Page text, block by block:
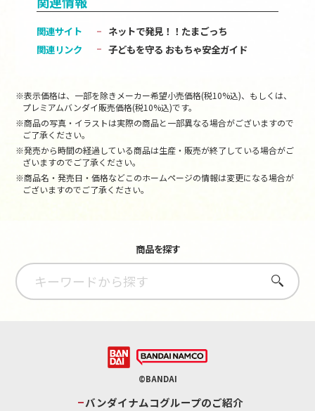
関連サイト
ネットで発見！！たまごっち
関連リンク
子どもを守る おもちゃ安全ガイド
※表示価格は、一部を除きメーカー希望小売価格(税10%込)、もしくは、
プレミアムバンダイ販売価格(税10%込)です。
※商品の写真・イラストは実際の商品と一部異なる場合がございますので
ご了承ください。
※発売から時間の経過している商品は生産・販売が終了している場合がご
ざいますのでご了承ください。
※商品名・発売日・価格などこのホームページの情報は変更になる場合が
ございますのでご了承ください。
商品を探す
さがす
©BANDAI
バンダイナムコグループのご紹介